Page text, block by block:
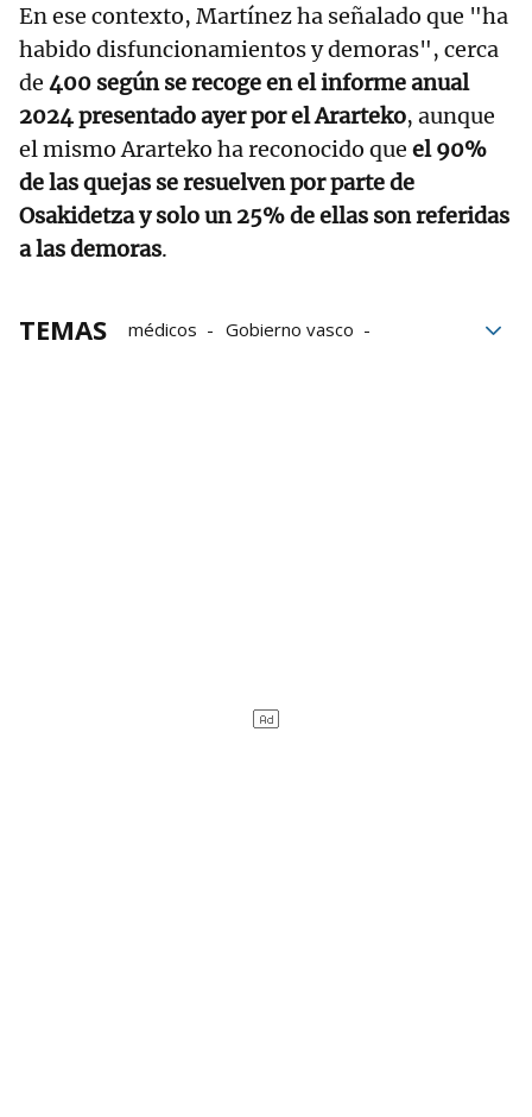
En ese contexto, Martínez ha señalado que "ha
habido disfuncionamientos y demoras", cerca
de 400 según se recoge en el informe anual
2024 presentado ayer por el Ararteko, aunque
el mismo Ararteko ha reconocido que el 90%
de las quejas se resuelven por parte de
Osakidetza y solo un 25% de ellas son referidas
a las demoras.
TEMAS médicos
Gobierno vasco